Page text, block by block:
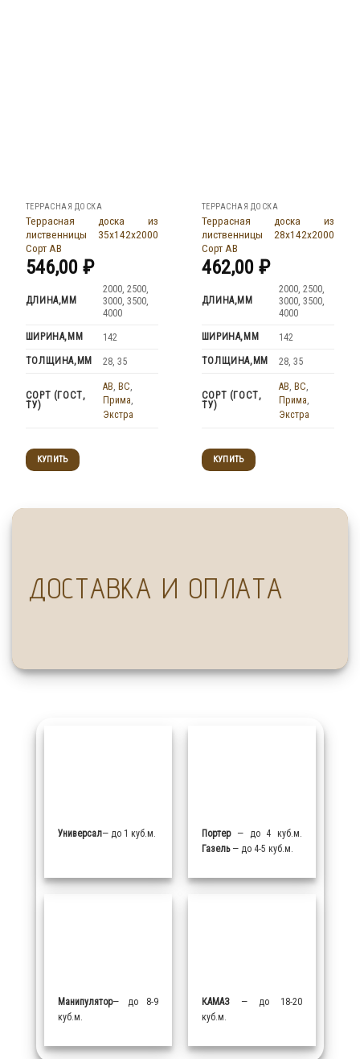
ТЕРРАСНАЯ ДОСКА
Террасная доска из
лиственницы 35x142x2000
Сорт АВ
546,00 ₽
ДЛИНА,ММ
2000, 2500,
3000, 3500,
4000
ШИРИНА,ММ 142
ТОЛЩИНА,ММ 28, 35
СОРТ (ГОСТ,
ТУ)
AB, BC,
Прима,
Экстра
КУПИТЬ
ТЕРРАСНАЯ ДОСКА
Террасная доска из
лиственницы 28x142x2000
Сорт АВ
462,00 ₽
ДЛИНА,ММ
2000, 2500,
3000, 3500,
4000
ШИРИНА,ММ 142
ТОЛЩИНА,ММ 28, 35
СОРТ (ГОСТ,
ТУ)
AB, BC,
Прима,
Экстра
КУПИТЬ
ДОСТАВКА И ОПЛАТА
Универсал— до 1 куб.м. Портер — до 4 куб.м.
Газель— до 4-5 куб.м.
Манипулятор— до 8-9
куб.м.
КАМАЗ— до 18-20
куб.м.